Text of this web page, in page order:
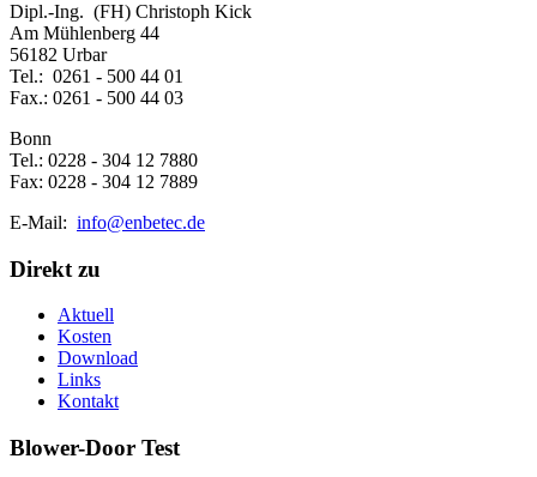
Dipl.-Ing. (FH) Christoph Kick
Am Mühlenberg 44
56182 Urbar
Tel.: 0261 - 500 44 01
Fax.: 0261 - 500 44 03
Bonn
Tel.: 0228 - 304 12 7880
Fax: 0228 - 304 12 7889
E-Mail: info@enbetec.de
Direkt zu
Aktuell
Kosten
Download
Links
Kontakt
Blower-Door Test